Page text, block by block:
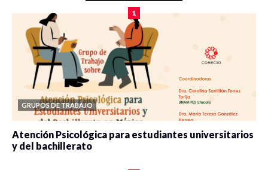
1
GRUPOS DE TRABAJO
Atención Psicológica para estudiantes universitarios
y del bachillerato